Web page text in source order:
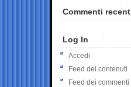
Commenti
Log In
Accedi
Feed dei contenuti
Feed dei commenti